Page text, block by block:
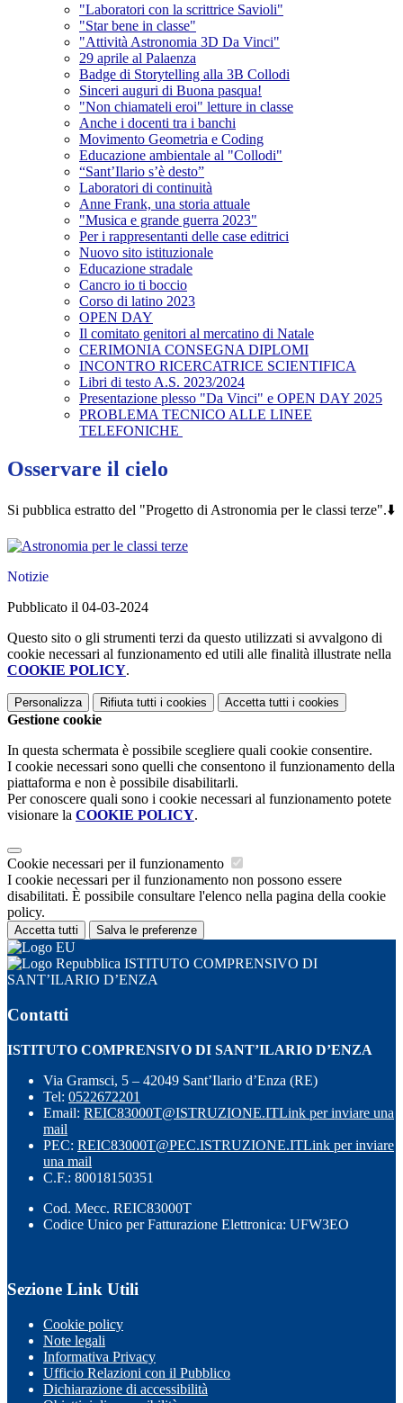
"Laboratori con la scrittrice Savioli"
"Star bene in classe"
"Attività Astronomia 3D Da Vinci"
29 aprile al Palaenza
Badge di Storytelling alla 3B Collodi
Sinceri auguri di Buona pasqua!
"Non chiamateli eroi" letture in classe
Anche i docenti tra i banchi
Movimento Geometria e Coding
Educazione ambientale al "Collodi"
“Sant’Ilario s’è desto”
Laboratori di continuità
Anne Frank, una storia attuale
"Musica e grande guerra 2023"
Per i rappresentanti delle case editrici
Nuovo sito istituzionale
Educazione stradale
Cancro io ti boccio
Corso di latino 2023
OPEN DAY
Il comitato genitori al mercatino di Natale
CERIMONIA CONSEGNA DIPLOMI
INCONTRO RICERCATRICE SCIENTIFICA
Libri di testo A.S. 2023/2024
Presentazione plesso "Da Vinci" e OPEN DAY 2025
PROBLEMA TECNICO ALLE LINEE
TELEFONICHE
Osservare il cielo
Si pubblica estratto del "Progetto di Astronomia per le classi terze".⬇️
Notizie
Pubblicato il 04-03-2024
Questo sito o gli strumenti terzi da questo utilizzati si avvalgono di
cookie necessari al funzionamento ed utili alle finalità illustrate nella
COOKIE POLICY.
Personalizza Rifiuta tutti i cookies Accetta tutti i cookies
Gestione cookie
In questa schermata è possibile scegliere quali cookie consentire.
I cookie necessari sono quelli che consentono il funzionamento della
piattaforma e non è possibile disabilitarli.
Per conoscere quali sono i cookie necessari al funzionamento potete
visionare la COOKIE POLICY.
Cookie necessari per il funzionamento
I cookie necessari per il funzionamento non possono essere
disabilitati. È possibile consultare l'elenco nella pagina della cookie
policy.
Accetta tutti Salva le preferenze
ISTITUTO COMPRENSIVO DI
SANT’ILARIO D’ENZA
Contatti
ISTITUTO COMPRENSIVO DI SANT’ILARIO D’ENZA
Via Gramsci, 5 – 42049 Sant’Ilario d’Enza (RE)
Tel: 0522672201
Email: REIC83000T@ISTRUZIONE.ITLink per inviare una
mail
PEC: REIC83000T@PEC.ISTRUZIONE.ITLink per inviare
una mail
C.F.: 80018150351
Cod. Mecc. REIC83000T
Codice Unico per Fatturazione Elettronica: UFW3EO
Sezione Link Utili
Cookie policy
Note legali
Informativa Privacy
Ufficio Relazioni con il Pubblico
Dichiarazione di accessibilità